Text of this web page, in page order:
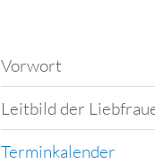
Vorwort
Terminkalender